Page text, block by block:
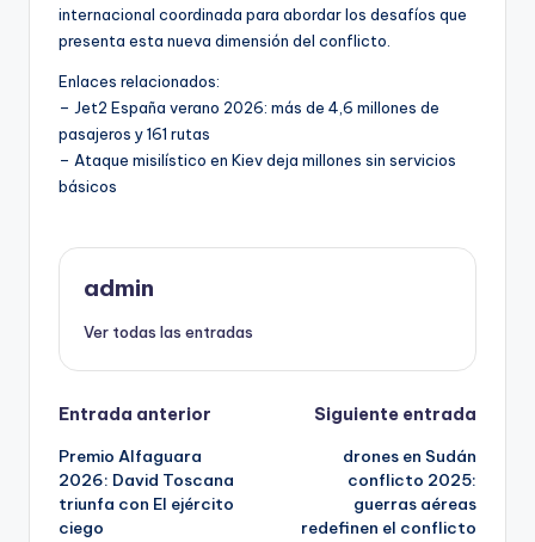
internacional coordinada para abordar los desafíos que
presenta esta nueva dimensión del conflicto.
Enlaces relacionados:
– Jet2 España verano 2026: más de 4,6 millones de
pasajeros y 161 rutas
– Ataque misilístico en Kiev deja millones sin servicios
básicos
admin
Ver todas las entradas
Navegación
de
entradas
Entrada anterior
Premio Alfaguara
2026: David Toscana
triunfa con El ejército
ciego
Siguiente entrada
drones en Sudán
conflicto 2025:
guerras aéreas
redefinen el conflicto